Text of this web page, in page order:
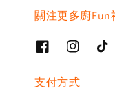
關注更多廚Fun
支付方式